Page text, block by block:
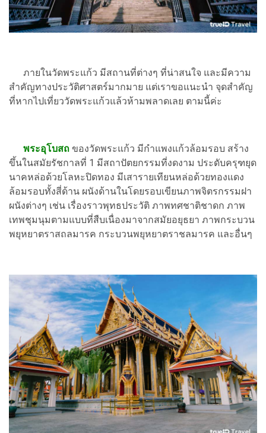
ภายในวัดพระแก้ว มีสถานที่ต่างๆ ที่น่าสนใจ และมีความ
สำคัญทางประวัติศาสตร์มากมาย แต่เราขอแนะนำ จุดสำคัญ
ที่หากไปเที่ยววัดพระแก้วแล้วห้ามพลาดเลย ตามนี้ค่ะ
พระอุโบสถ ของวัดพระแก้ว มีกำแพงแก้วล้อมรอบ สร้าง
ขึ้นในสมัยรัชกาลที่ 1 มีสถาปัตยกรรมที่งดงาม ประดับครุฑยุด
นาคหล่อด้วยโลหะปิดทอง มีเสารายเทียนหล่อด้วยทองแดง
ล้อมรอบทั้งสี่ด้าน ผนังด้านในโดยรอบเขียนภาพจิตรกรรมฝา
ผนังต่างๆ เช่น เรื่องราวพุทธประวัติ ภาพทศชาติชาดก ภาพ
เทพชุมนุมตามแบบที่สืบเนื่องมาจากสมัยอยุธยา ภาพกระบวน
พยุหยาตราสถลมารค กระบวนพยุหยาตราชลมารค และอื่นๆ